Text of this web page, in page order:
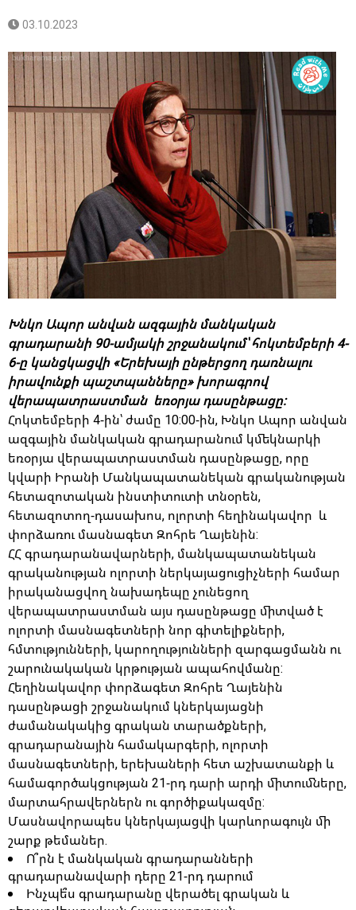
03.10.2023
Խնկո Ապոր անվան ազգային մանկական
գրադարանի 90-ամյակի շրջանակում՝ հոկտեմբերի 4-
6-ը կանցկացվի «Երեխայի ընթերցող դառնալու
իրավունքի պաշտպանները» խորագրով
վերապատրաստման եռօրյա դասընթացը:
Հոկտեմբերի 4-ին՝ ժամը 10:00-ին, Խնկո Ապոր անվան
ազգային մանկական գրադարանում կմեկնարկի
եռօրյա վերապատրաստման դասընթացը, որը
կվարի Իրանի Մանկապատանեկան գրականության
հետազոտական ինստիտուտի տնօրեն,
հետազոտող-դասախոս, ոլորտի հեղինակավոր և
փորձառու մասնագետ Զոհրե Ղայենին:
ՀՀ գրադարանավարների, մանկապատանեկան
գրականության ոլորտի ներկայացուցիչների համար
իրականացվող նախադեպը չունեցող
վերապատրաստման այս դասընթացը միտված է
ոլորտի մասնագետների նոր գիտելիքների,
հմտությունների, կարողությունների զարգացմանն ու
շարունակական կրթության ապահովմանը:
Հեղինակավոր փորձագետ Զոհրե Ղայենին
դասընթացի շրջանակում կներկայացնի
ժամանակակից գրական տարածքների,
գրադարանային համակարգերի, ոլորտի
մասնագետների, երեխաների հետ աշխատանքի և
համագործակցության 21-րդ դարի արդի միտումները,
մարտահրավերներն ու գործիքակազմը:
Մասնավորապես կներկայացվի կարևորագույն մի
շարք թեմաներ.
Ո՞րն է մանկական գրադարանների
գրադարանավարի դերը 21-րդ դարում
Ինչպե՞ս գրադարանը վերածել գրական և